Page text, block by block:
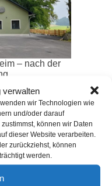
verwalten
wir Technologien wie
und/oder darauf
können wir Daten
dieser Website verarbeiten.
zurückziehst, können
werden.
– nach der
mit
Innenhof, in
mit einer